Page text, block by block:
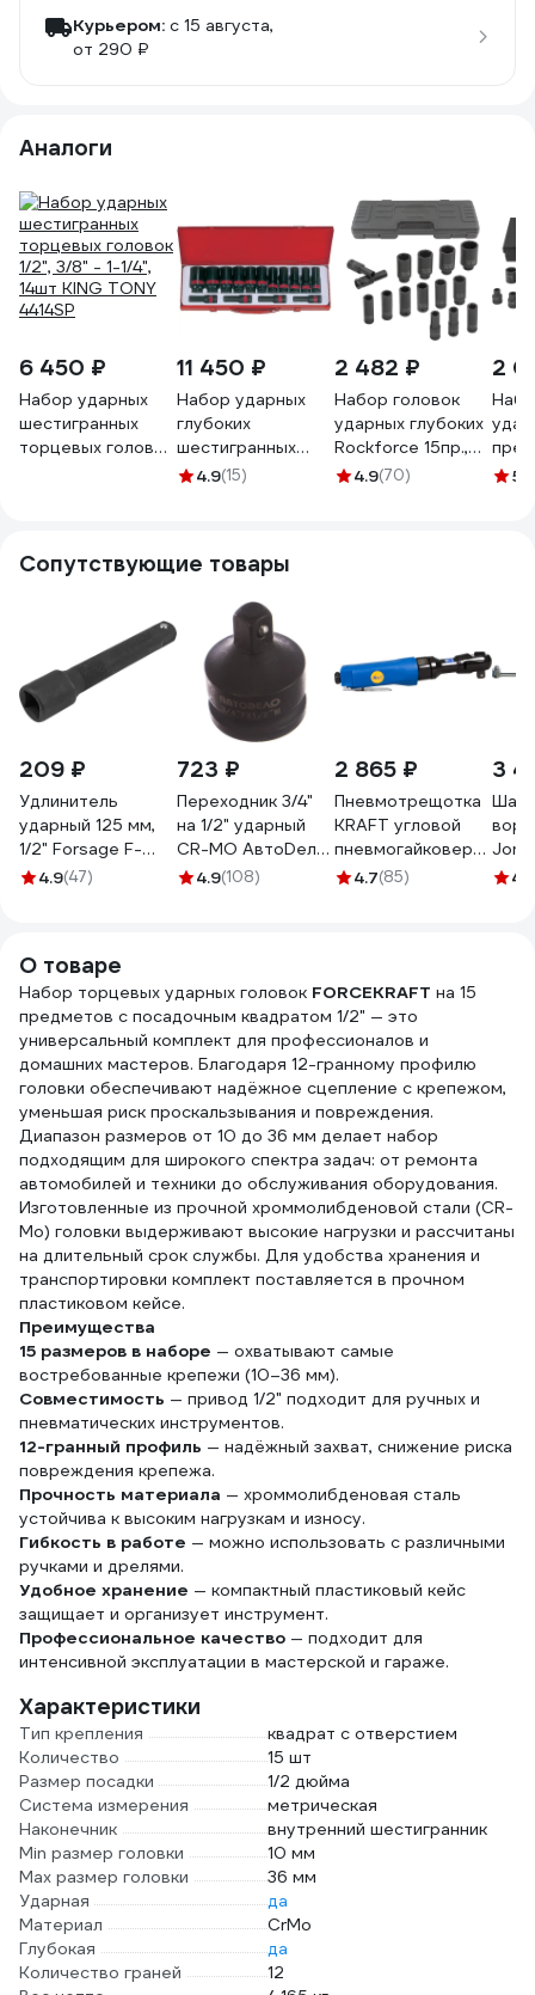
Курьером: c 15 августа,
от 290 ₽
Аналоги
6 450 ₽
Набор ударных
шестигранных
торцевых головок
11 450 ₽
Набор ударных
глубоких
шестигранных
торцевых головок
4.9(15)
2 482 ₽
Набор головок
ударных глубоких
Rockforce 15пр.,
1/2, в кейсе RF-
4.9(70)
2
6- 5
Сопутствующие товары
209 ₽
Удлинитель
ударный 125 мм,
1/2" Forsage F-
8044125K(59072)
4.9(47)
723 ₽
Переходник 3/4"
на 1/2" ударный
CR-MO АвтоDело
40172 15973
4.9(108)
2 865 ₽
Пневмотрещотка
KRAFT угловой
пневмогайковерт
1/2 70 Н.м. KT
4.7(85)
3
4.9
О товаре
Набор торцевых ударных головок FORCEKRAFT на 15
предметов с посадочным квадратом 1/2" — это
универсальный комплект для профессионалов и
домашних мастеров. Благодаря 12-гранному профилю
головки обеспечивают надёжное сцепление с крепежом,
уменьшая риск проскальзывания и повреждения.
Диапазон размеров от 10 до 36 мм делает набор
подходящим для широкого спектра задач: от ремонта
автомобилей и техники до обслуживания оборудования.
Изготовленные из прочной хроммолибденовой стали (CR-
Mo) головки выдерживают высокие нагрузки и рассчитаны
на длительный срок службы. Для удобства хранения и
транспортировки комплект поставляется в прочном
пластиковом кейсе.
Преимущества
15 размеров в наборе — охватывают самые
востребованные крепежи (10–36 мм).
Совместимость — привод 1/2" подходит для ручных и
пневматических инструментов.
12-гранный профиль — надёжный захват, снижение риска
повреждения крепежа.
Прочность материала — хроммолибденовая сталь
устойчива к высоким нагрузкам и износу.
Гибкость в работе — можно использовать с различными
ручками и дрелями.
Удобное хранение — компактный пластиковый кейс
защищает и организует инструмент.
Профессиональное качество — подходит для
интенсивной эксплуатации в мастерской и гараже.
Характеристики
Тип крепления
квадрат с отверстием
Количество
15 шт
Размер посадки
1/2 дюйма
Система измерения
метрическая
Наконечник
внутренний шестигранник
Min размер головки
10 мм
Max размер головки
36 мм
Ударная
да
Материал
CrMo
Глубокая
да
Количество граней
12